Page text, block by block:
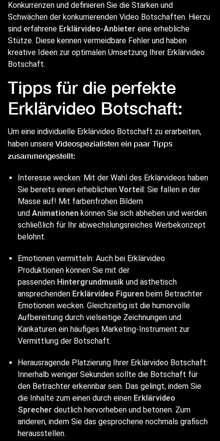
Konkurrenzen und definieren Sie die Stärken und
Schwächen der konkurrierenden Video Botschaften. Hierzu
sind erfahrene Erklärvideo-Anbieter eine erhebliche
Stütze. Diese kennen vermeidbare Fehler und haben
kreative Ideen zur optimalen Umsetzung Ihrer Erklärvideo
Botschaft.
Tipps für die perfekte
Erklärvideo Botschaft:
Um eine individuelle Erklärvideo Botschaft zu erarbeiten,
haben unsere Videospezialisten ein paar Tipps
zusammengestellt:
Interesse wecken: Mit der Wahl des Erklärvideos haben
Sie bereits einen erheblichen Vorteil : Sie fallen in der
Masse auf! Mit farbenfrohen Bildern
und Animationen können Sie sich abheben und werden
schließlich für Ihr abwechslungsreiches Werbekonzept
belohnt.
Emotionen vermitteln: Auch bei Erklärvideo
Produktionen können Sie mit der
passenden Hintergrundmusik und ästhetisch
ansprechenden Erklärvideo Figuren beim Betrachter
Emotionen wecken. Gleichzeitig ist die humorvolle
Aufbereitung durch vielseitige Zeichnungen und
Karikaturen ein häufiges Marketing-Instrument zur
Vermittlung der Botschaft.
Herausragende Platzierung Ihrer Erklärvideo Botschaft:
Innerhalb weniger Sekunden sollte die Botschaft für
den Betrachter erkennbar sein. Das gelingt, indem Sie
die Inhalte zum einen durch einen Erklärvideo
Sprecher deutlich hervorheben und betonen. Zum
anderen, indem Sie das gesprochene nochmals grafisch
herausstellen.